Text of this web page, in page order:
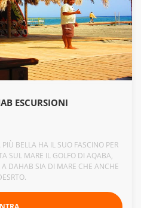
ESCURSIONI
BELLA HA IL SUO FASCINO PER
SUL MARE IL GOLFO DI AQABA,
DAHAB SIA DI MARE CHE ANCHE